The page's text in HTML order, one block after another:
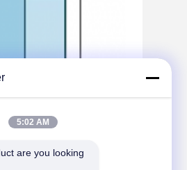
5:02 AM
are you looking